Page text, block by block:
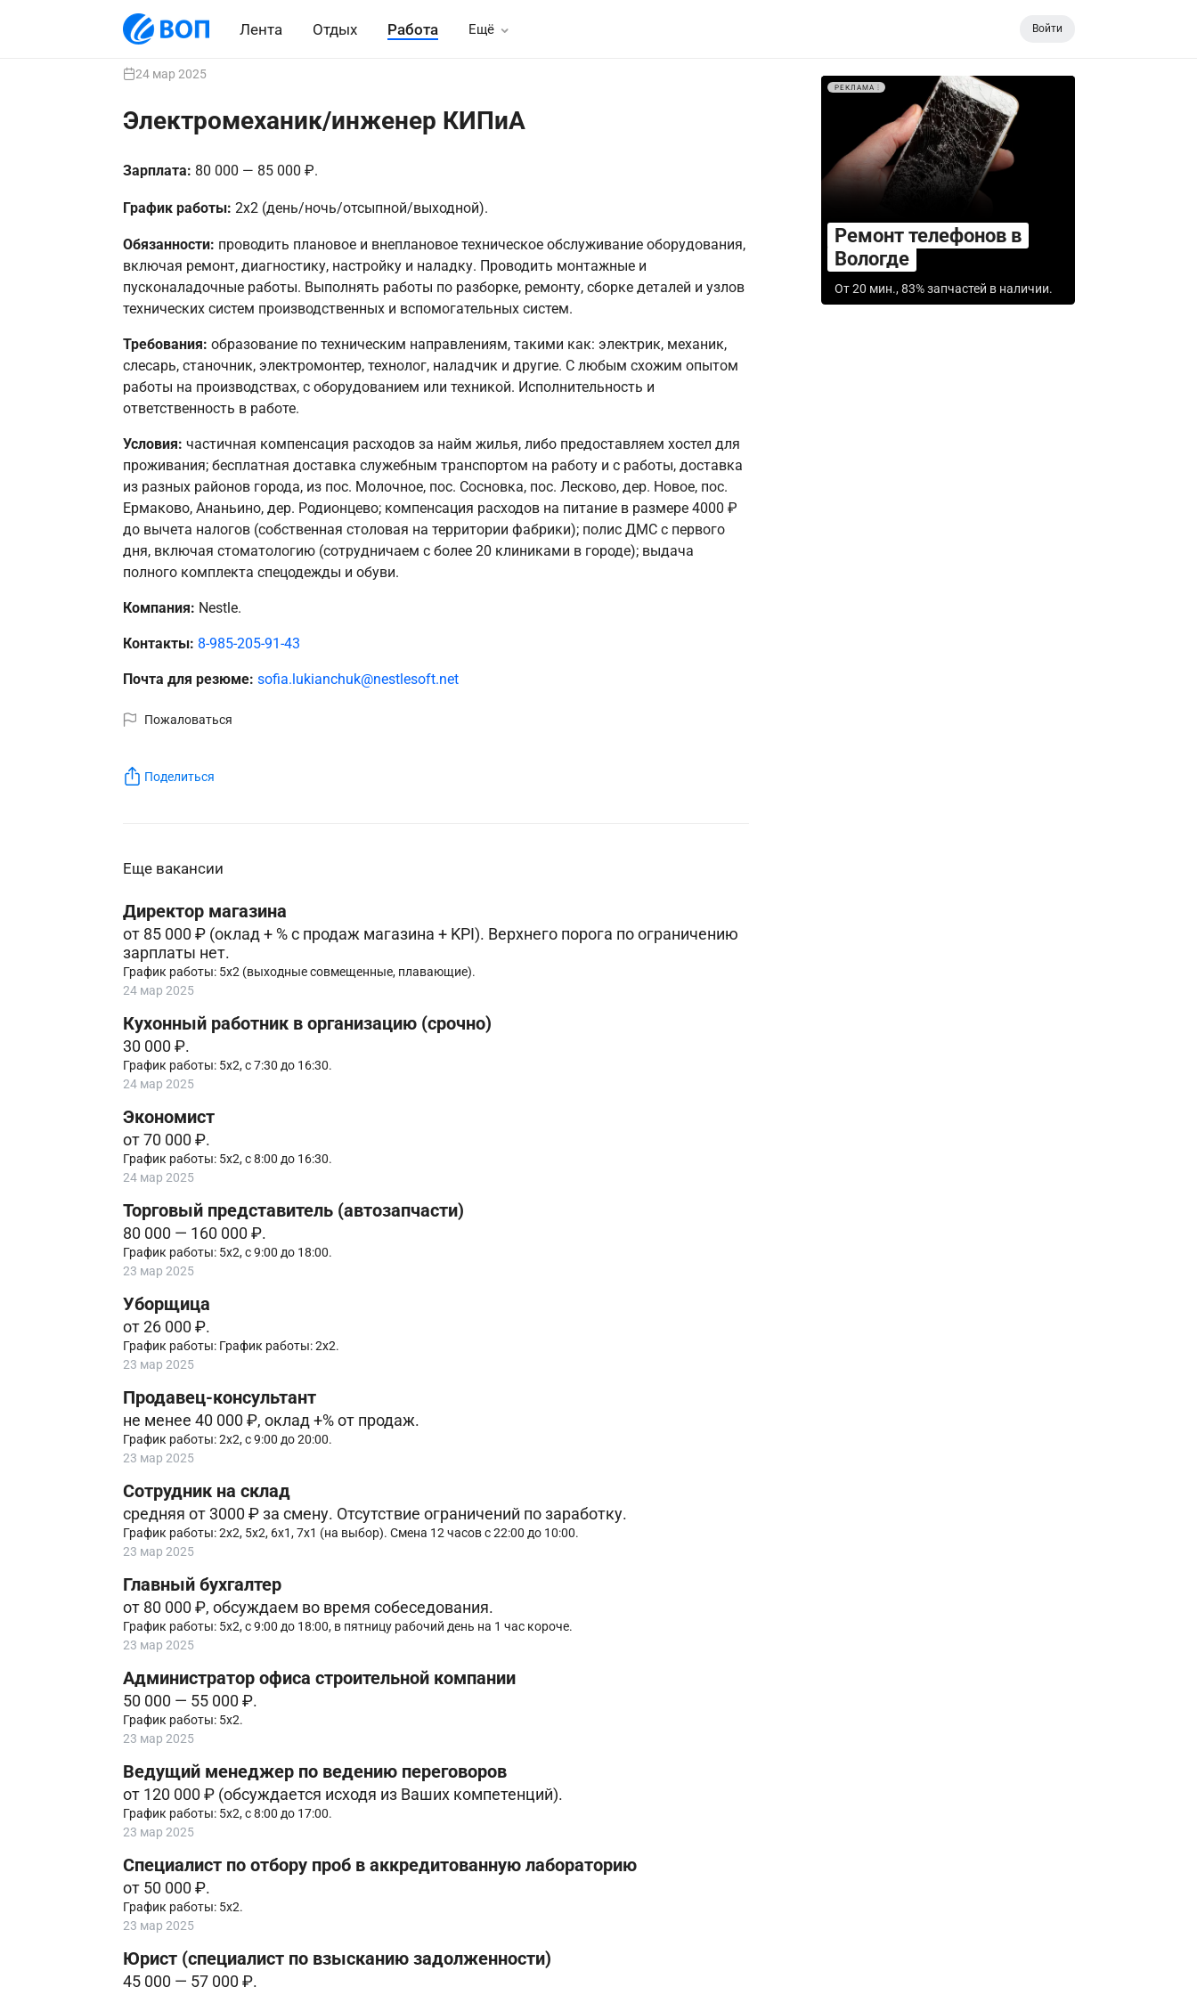
Лента Отдых Работа Ещё Войти
24 мар 2025
Электромеханик/инженер КИПиА
Зарплата: 80 000 — 85 000 ₽.
График работы: 2х2 (день/ночь/отсыпной/выходной).
Обязанности: проводить плановое и внеплановое техническое обслуживание оборудования,
включая ремонт, диагностику, настройку и наладку. Проводить монтажные и
пусконаладочные работы. Выполнять работы по разборке, ремонту, сборке деталей и узлов
технических систем производственных и вспомогательных систем.
Требования: образование по техническим направлениям, такими как: электрик, механик,
слесарь, станочник, электромонтер, технолог, наладчик и другие. С любым схожим опытом
работы на производствах, с оборудованием или техникой. Исполнительность и
ответственность в работе.
Условия: частичная компенсация расходов за найм жилья, либо предоставляем хостел для
проживания; бесплатная доставка служебным транспортом на работу и с работы, доставка
из разных районов города, из пос. Молочное, пос. Сосновка, пос. Лесково, дер. Новое, пос.
Ермаково, Ананьино, дер. Родионцево; компенсация расходов на питание в размере 4000 ₽
до вычета налогов (собственная столовая на территории фабрики); полис ДМС c первого
дня, включая стоматологию (сотрудничаем с более 20 клиниками в городе); выдaча
полного комплекта спецодежды и обуви.
Компания: Nestle.
Контакты: 8-985-205-91-43
Почта для резюме: sofia.lukianchuk@nestlesoft.net
Пожаловаться
Поделиться
РЕКЛАМА
Ремонт телефонов в
Вологде
От 20 мин., 83% запчастей в наличии.
Еще вакансии
Директор магазина
от 85 000 ₽ (оклад + % с продаж магазина + KPI). Верхнего порога по ограничению
зарплаты нет.
График работы: 5х2 (выходные совмещенные, плавающие).
24 мар 2025
Кухонный работник в организацию (срочно)
30 000 ₽.
График работы: 5х2, с 7:30 до 16:30.
24 мар 2025
Экономист
от 70 000 ₽.
График работы: 5х2, с 8:00 до 16:30.
24 мар 2025
Торговый представитель (автозапчасти)
80 000 — 160 000 ₽.
График работы: 5х2, с 9:00 до 18:00.
23 мар 2025
Уборщица
от 26 000 ₽.
График работы: График работы: 2х2.
23 мар 2025
Продавец-консультант
не менее 40 000 ₽, оклад +% от продаж.
График работы: 2х2, с 9:00 до 20:00.
23 мар 2025
Сотрудник на склад
средняя от 3000 ₽ за смену. Отсутствие ограничений по заработку.
График работы: 2х2, 5х2, 6х1, 7х1 (на выбор). Смена 12 часов с 22:00 до 10:00.
23 мар 2025
Главный бухгалтер
от 80 000 ₽, обсуждаем во время собеседования.
График работы: 5х2, с 9:00 до 18:00, в пятницу рабочий день на 1 час короче.
23 мар 2025
Администратор офиса строительной компании
50 000 — 55 000 ₽.
График работы: 5х2.
23 мар 2025
Ведущий менеджер по ведению переговоров
от 120 000 ₽ (обсуждается исходя из Ваших компетенций).
График работы: 5х2, с 8:00 до 17:00.
23 мар 2025
Специалист по отбору проб в аккредитованную лабораторию
от 50 000 ₽.
График работы: 5х2.
23 мар 2025
Юрист (специалист по взысканию задолженности)
45 000 — 57 000 ₽.